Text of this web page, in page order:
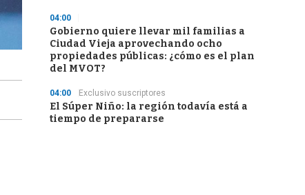
04:00
Gobierno quiere llevar mil familias a
Ciudad Vieja aprovechando ocho
propiedades públicas: ¿cómo es el plan
del MVOT?
04:00 Exclusivo suscriptores
El Súper Niño: la región todavía está a
tiempo de prepararse